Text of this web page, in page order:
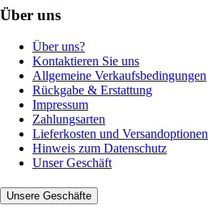
Über uns
Über uns?
Kontaktieren Sie uns
Allgemeine Verkaufsbedingungen
Rückgabe & Erstattung
Impressum
Zahlungsarten
Lieferkosten und Versandoptionen
Hinweis zum Datenschutz
Unser Geschäft
Unsere Geschäfte